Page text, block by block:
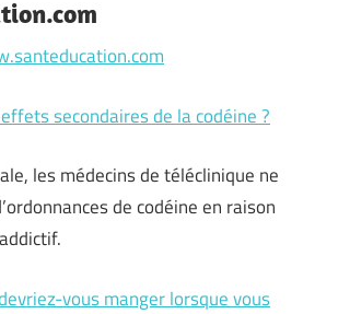
secondaires de la codéine ?
les médecins de téléclinique ne
de codéine en raison
vous manger lorsque vous